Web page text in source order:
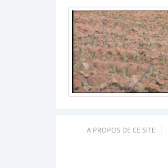
A PROPOS DE CE SITE